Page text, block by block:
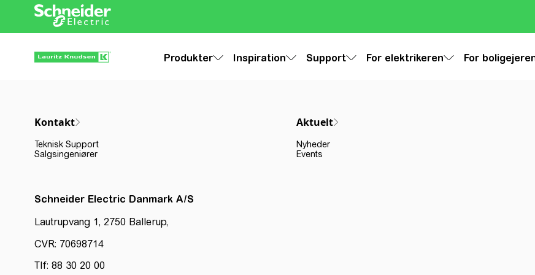
Produkter Inspiration Support For elektrikeren For
Kontakt
Teknisk Support
Salgsingeniører
Aktuelt
Nyheder
Events
Schneider Electric Danmark A/S
Lautrupvang 1, 2750 Ballerup,
CVR: 70698714
Tlf: 88 30 20 00